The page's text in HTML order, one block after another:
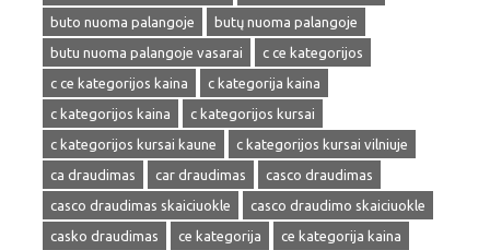
buto nuoma palangoje
butų nuoma palangoje
butu nuoma palangoje vasarai
c ce kategorijos
c ce kategorijos kaina
c kategorija kaina
c kategorijos kaina
c kategorijos kursai
c kategorijos kursai kaune
c kategorijos kursai vilniuje
ca draudimas
car draudimas
casco draudimas
casco draudimas skaiciuokle
casco draudimo skaiciuokle
casko draudimas
ce kategorija
ce kategorija kaina